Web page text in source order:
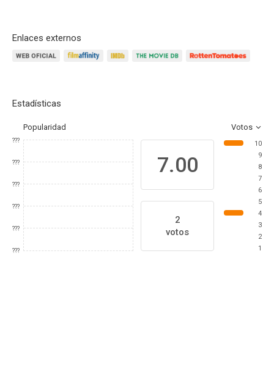
Enlaces externos
Estadísticas
Popularidad Votos
???
???
???
???
???
???
7.00
2
votos
10
9
8
7
6
5
4
3
2
1